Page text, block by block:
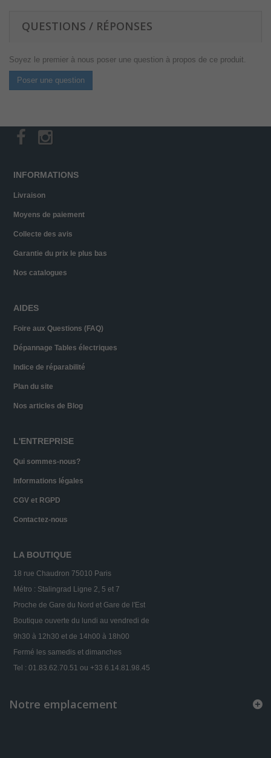
QUESTIONS / RÉPONSES
Soyez le premier à nous poser une question à propos de ce produit.
Poser une question
INFORMATIONS
Livraison
Moyens de paiement
Collecte des avis
Garantie du prix le plus bas
Nos catalogues
AIDES
Foire aux Questions (FAQ)
Dépannage Tables électriques
Indice de réparabilité
Plan du site
Nos articles de Blog
L'ENTREPRISE
Qui sommes-nous?
Informations légales
CGV et RGPD
Contactez-nous
LA BOUTIQUE
18 rue Chaudron 75010 Paris
Métro : Stalingrad Ligne 2, 5 et 7
Proche de Gare du Nord et Gare de l'Est
Boutique ouverte du lundi au vendredi de
9h30 à 12h30 et de 14h00 à 18h00
Fermé les samedis et dimanches
Tel : 01.83.62.70.51 ou +33 6.14.81.98.45
Notre emplacement